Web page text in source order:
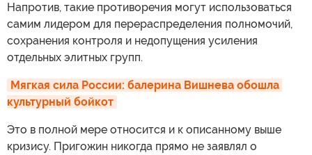
Напротив, такие противоречия могут использоваться
самим лидером для перераспределения полномочий,
сохранения контроля и недопущения усиления
отдельных элитных групп.
Мягкая сила России: балерина Вишнева обошла
культурный бойкот
Это в полной мере относится и к описанному выше
кризису. Пригожин никогда прямо не заявлял о